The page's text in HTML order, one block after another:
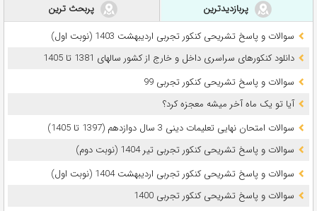
پربازدیدترین
پربحث ترین
سوالات و پاسخ تشریحی کنکور تجربی اردیبهشت 1403 (نوبت اول)
دانلود کنکورهای سراسری داخل و خارج از کشور سالهای 1381 تا 1405
سوالات و پاسخ تشریحی کنکور تجربی 99
آیا تو یک ماه آخر میشه معجزه کرد؟
سوالات امتحان نهایی تعلیمات دینی 3 سال دوازدهم (1397 تا 1405)
سوالات و پاسخ تشریحی کنکور تجربی تیر 1404 (نوبت دوم)
سوالات و پاسخ تشریحی کنکور تجربی اردیبهشت 1404 (نوبت اول)
سوالات و پاسخ تشریحی کنکور تجربی 1400